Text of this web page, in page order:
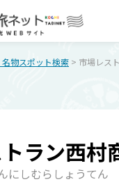
名物スポット検索 > 市場レス
ラン西村
にしむらしょうてん